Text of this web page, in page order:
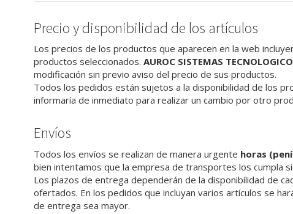
Precio y disponibilidad de los artículos
Los precios de los productos que aparecen en la web
productos seleccionados. AUROC SISTEMAS
modificación sin previo aviso del precio de sus productos.
Todos los pedidos están sujetos a la disponibilidad de los
informaría de inmediato para realizar un cambio por otro
Envíos
Todos los envíos se realizan de manera urgente horas
bien intentamos que la empresa de transportes los cumpla
Los plazos de entrega dependerán de la disponibilidad de
ofertados. En los pedidos que incluyan varios artículos se
de entrega sea mayor.